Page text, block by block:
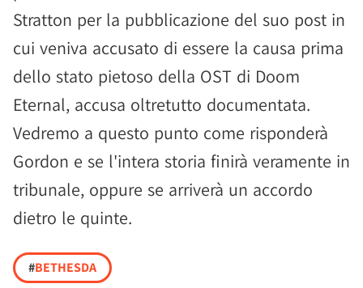
Stratton per la pubblicazione del suo post in
cui veniva accusato di essere la causa prima
dello stato pietoso della OST di Doom
Eternal, accusa oltretutto documentata.
Vedremo a questo punto come risponderà
Gordon e se l'intera storia finirà veramente in
tribunale, oppure se arriverà un accordo
dietro le quinte.
#BETHESDA